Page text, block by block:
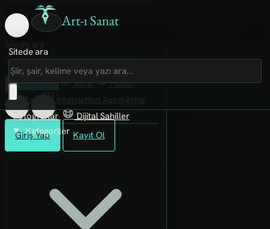
Art-ı Sanat
Giriş Yap Kayıt Ol
Sitede ara
Art-ı Sosyal
İmece
Kütüphane
Blog
Fanzin
Rafları
Fotoğraflar
Dijital Sahiller
Kategoriler